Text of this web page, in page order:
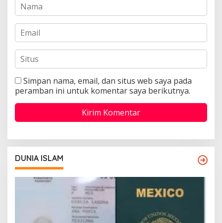
Simpan nama, email, dan situs web saya pada
peramban ini untuk komentar saya berikutnya.
DUNIA ISLAM